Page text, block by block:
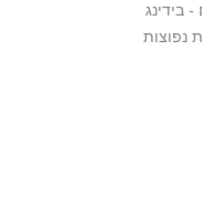
בידינג
נפוצות